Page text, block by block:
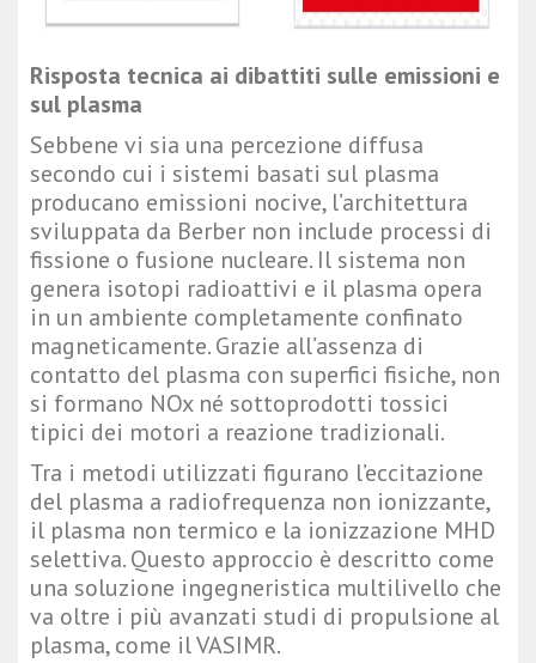
Risposta tecnica ai dibattiti sulle emissioni e
sul plasma
Sebbene vi sia una percezione diffusa
secondo cui i sistemi basati sul plasma
producano emissioni nocive, l’architettura
sviluppata da Berber non include processi di
fissione o fusione nucleare. Il sistema non
genera isotopi radioattivi e il plasma opera
in un ambiente completamente confinato
magneticamente. Grazie all’assenza di
contatto del plasma con superfici fisiche, non
si formano NOx né sottoprodotti tossici
tipici dei motori a reazione tradizionali.
Tra i metodi utilizzati figurano l’eccitazione
del plasma a radiofrequenza non ionizzante,
il plasma non termico e la ionizzazione MHD
selettiva. Questo approccio è descritto come
una soluzione ingegneristica multilivello che
va oltre i più avanzati studi di propulsione al
plasma, come il VASIMR.